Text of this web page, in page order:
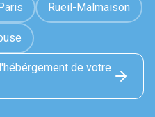
Rueil-Malmaison
de votre